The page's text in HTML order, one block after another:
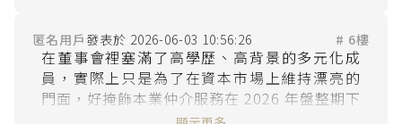
匿名用戶 2026-06-03 10:56:26 # 6樓
在董事會裡塞滿了高學歷、高背景的多元化成
員，實際上只是為了在資本市場上維持漂亮的
門面，好掩飾本業仲介服務在 2026 年盤整期下